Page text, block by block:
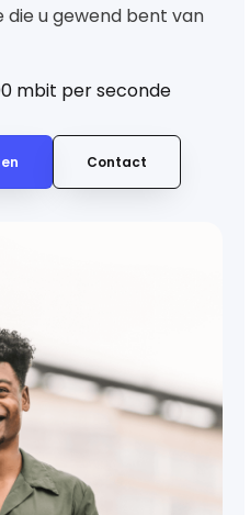
u gewend bent van
mbit per seconde
Contact